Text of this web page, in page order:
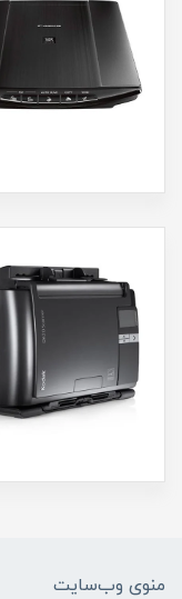
منوی وب‌سایت